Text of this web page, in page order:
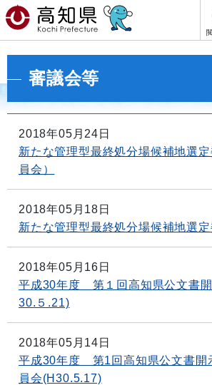
審議会等
2018年05月24日
新たな管理型最終処分場候補地選
員会）
2018年05月18日
新たな管理型最終処分場候補地選定
2018年05月16日
平成30年度 第１回高知県公文書
30.５.21)
2018年05月14日
平成30年度 第1回高知県公文書開
員会(H30.5.17)